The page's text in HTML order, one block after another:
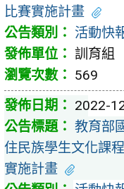
比賽實施計畫
活動快
訓育組
569
2022-
教育部
住民族學生文化課
實施計畫